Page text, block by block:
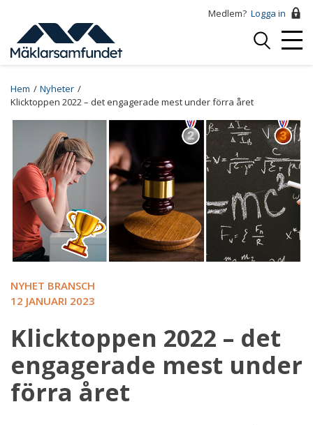
huvudinnehåll
Medlem? Logga in
Logga
Breadcrumb
Hem
Nyheter
Klicktoppen 2022 – det engagerade mest under förra året
NYHET BRANSCH
12 JANUARI 2023
Klicktoppen 2022 – det
engagerade mest under
förra året